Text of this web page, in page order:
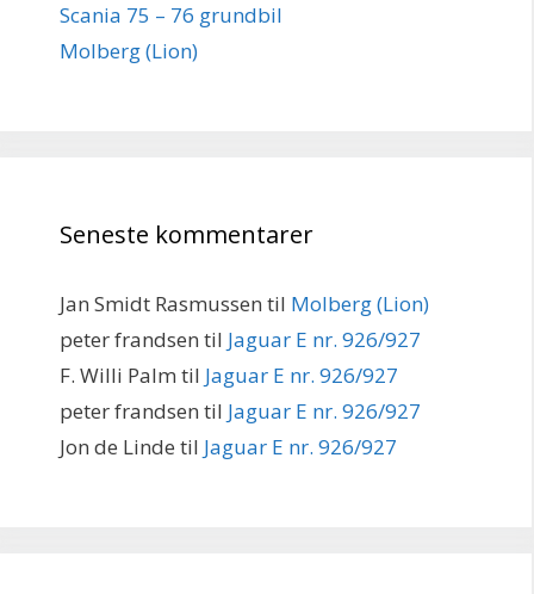
Scania 75 – 76 grundbil
Molberg (Lion)
Seneste kommentarer
Jan Smidt Rasmussen til Molberg (Lion)
peter frandsen til Jaguar E nr. 926/927
F. Willi Palm til Jaguar E nr. 926/927
peter frandsen til Jaguar E nr. 926/927
Jon de Linde til Jaguar E nr. 926/927